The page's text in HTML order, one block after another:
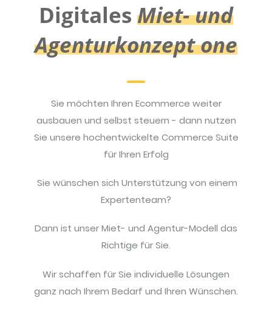
Digitales Miet- und
Agenturkonzept one
Sie möchten Ihren Ecommerce weiter
ausbauen und selbst steuern - dann nutzen
Sie unsere hochentwickelte Commerce Suite
für Ihren Erfolg
Sie wünschen sich Unterstützung von einem
Expertenteam?
Dann ist unser Miet- und Agentur-Modell das
Richtige für Sie.
Wir schaffen für Sie individuelle Lösungen
ganz nach Ihrem Bedarf und Ihren Wünschen.